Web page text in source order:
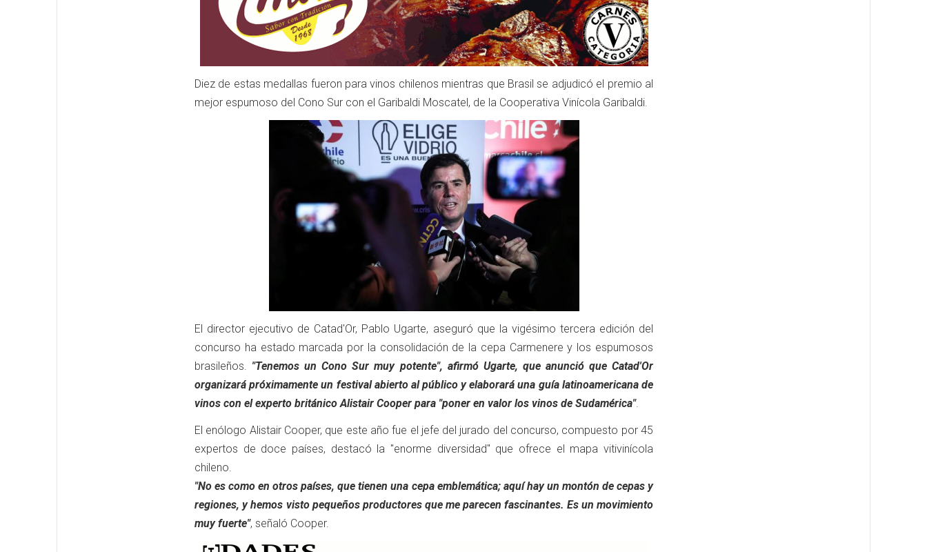
Diez de estas medallas fueron para vinos chilenos mientras que Brasil se adjudicó el premio al
mejor espumoso del Cono Sur con el Garibaldi Moscatel, de la Cooperativa Vinícola Garibaldi.
El director ejecutivo de Catad'Or, Pablo Ugarte, aseguró que la vigésimo tercera edición del
concurso ha estado marcada por la consolidación de la cepa Carmenere y los espumosos
brasileños. "Tenemos un Cono Sur muy potente", afirmó Ugarte, que anunció que Catad'Or
organizará próximamente un festival abierto al público y elaborará una guía latinoamericana de
vinos con el experto británico Alistair Cooper para "poner en valor los vinos de Sudamérica".
El enólogo Alistair Cooper, que este año fue el jefe del jurado del concurso, compuesto por 45
expertos de doce países, destacó la "enorme diversidad" que ofrece el mapa vitivinícola
chileno.
"No es como en otros países, que tienen una cepa emblemática; aquí hay un montón de cepas y
regiones, y hemos visto pequeños productores que me parecen fascinantes. Es un movimiento
muy fuerte", señaló Cooper.